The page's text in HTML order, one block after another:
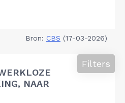
Bron: CBS (17-03-2026)
NAAR
Filters